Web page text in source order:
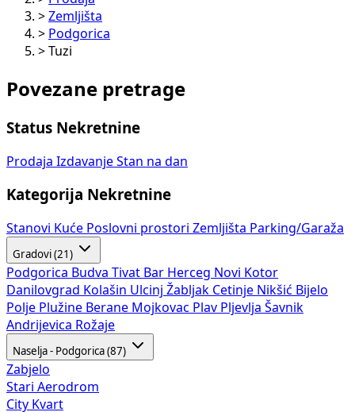
> Zemljišta
> Podgorica
> Tuzi
Povezane pretrage
Status Nekretnine
Prodaja Izdavanje Stan na dan
Kategorija Nekretnine
Stanovi Kuće Poslovni prostori Zemljišta Parking/Garaža
Gradovi (21)
Podgorica Budva Tivat Bar Herceg Novi Kotor
Danilovgrad Kolašin Ulcinj Žabljak Cetinje Nikšić Bijelo
Polje Plužine Berane Mojkovac Plav Pljevlja Šavnik
Andrijevica Rožaje
Naselja - Podgorica (87)
Zabjelo
Stari Aerodrom
City Kvart